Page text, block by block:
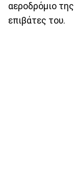
αεροδρόμιο
επιβάτες του.